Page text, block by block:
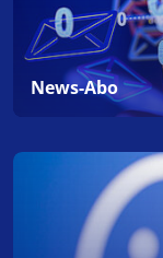
News-Abo